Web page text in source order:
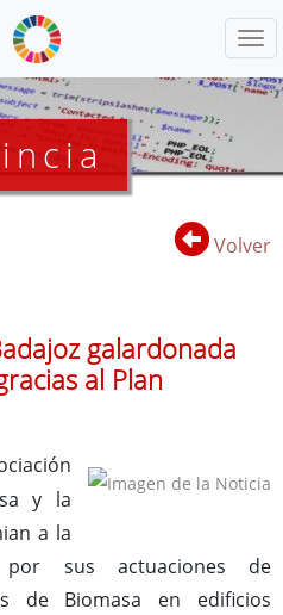
Volver
galardonada
al Plan
y la
a la
por sus actuaciones de
de Biomasa en edificios